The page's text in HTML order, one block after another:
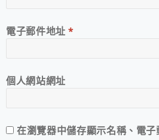
電子郵件地址*
個人網站網址
在瀏覽器中儲存顯示名稱、電